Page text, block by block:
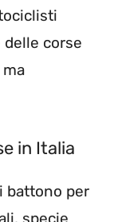
corse
in Italia
battono per
specie